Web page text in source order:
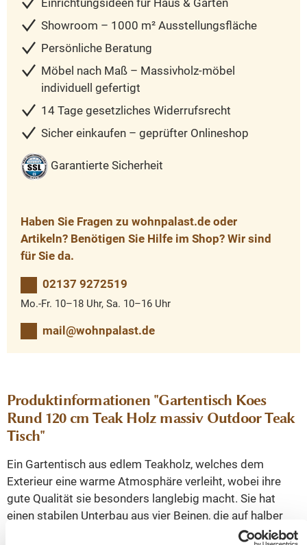
Einrichtungsideen für Haus & Garten
Showroom – 1000 m² Ausstellungsfläche
Persönliche Beratung
Möbel nach Maß – Massivholz-möbel
individuell gefertigt
14 Tage gesetzliches Widerrufsrecht
Sicher einkaufen – geprüfter Onlineshop
Garantierte Sicherheit
Haben Sie Fragen zu wohnpalast.de oder
Artikeln? Benötigen Sie Hilfe im Shop? Wir sind
für Sie da.
02137 9272519
Mo.-Fr. 10–18 Uhr, Sa. 10–16 Uhr
mail@wohnpalast.de
Produktinformationen "Gartentisch Koes
Rund 120 cm Teak Holz massiv Outdoor Teak
Tisch"
Ein Gartentisch aus edlem Teakholz, welches dem
Exterieur eine warme Atmosphäre verleiht, wobei ihre
gute Qualität sie besonders langlebig macht. Sie hat
einen stabilen Unterbau aus vier Beinen, die auf halber
Höhe miteinander befestigt sind. Dieser Tisch ist ideal